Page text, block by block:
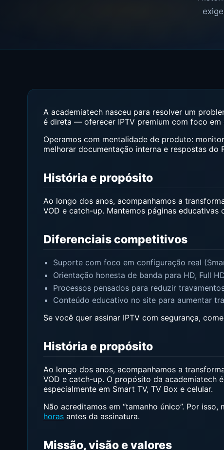
A academiatech nasceu para resolver um
é direta — oferecer IPTV premium com foco
Operamos com mentalidade de produto:
melhorar documentação interna e respostas do
História e propósito
Ao longo dos anos, acompanhamos a
VOD e catch-up. Mantemos páginas educativas
Diferenciais competitivos
Suporte com foco em configuração real
Orientação honesta de banda para HD, Full
Processos pensados para reduzir
Conteúdo educativo no site para aumentar
Se você quer assinar IPTV com segurança,
História e propósito
Ao longo dos anos, acompanhamos a
VOD e catch-up. O propósito da academiatech
especialmente em Smart TV, TV Box e celular.
Não acreditamos em “tamanho único”. Por
horas antes da assinatura.
Missão, visão e valores